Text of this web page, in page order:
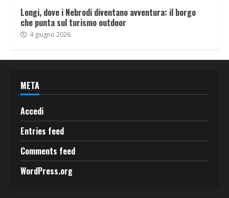
Longi, dove i Nebrodi diventano avventura: il borgo
che punta sul turismo outdoor
4 giugno 2026
META
Accedi
Entries feed
Comments feed
WordPress.org